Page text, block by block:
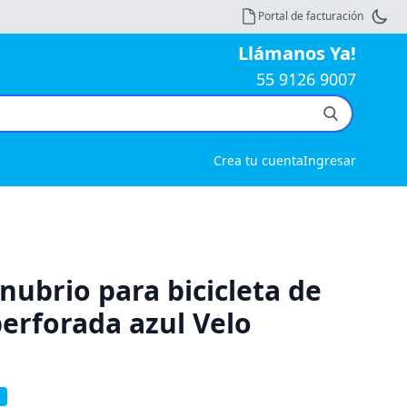
Portal de facturación
Llámanos Ya!
55 9126 9007
Crea tu cuentaIngresar
para bicicleta de
azul Velo